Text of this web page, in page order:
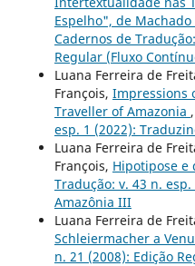
Espelho", de
Cadernos de
Regular (Fluxo
Luana Ferreira de
François, Impressions
Traveller of Amazonia ,
esp. 1 (2022):
Luana Ferreira de
François, Hipotipose e
Tradução: v. 43 n.
Amazônia III
Luana Ferreira de
Schleiermacher a
n. 21 (2008): Edição